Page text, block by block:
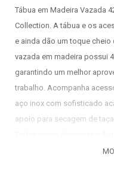
Tábua em Madeira Vazada
Collection. A tábua e os
e ainda dão um toque
vazada em madeira possui
garantindo um melhor
trabalho. Acompanha
aço inox com sofisticado
apoio para secagem de
receitas. O kit é projetado